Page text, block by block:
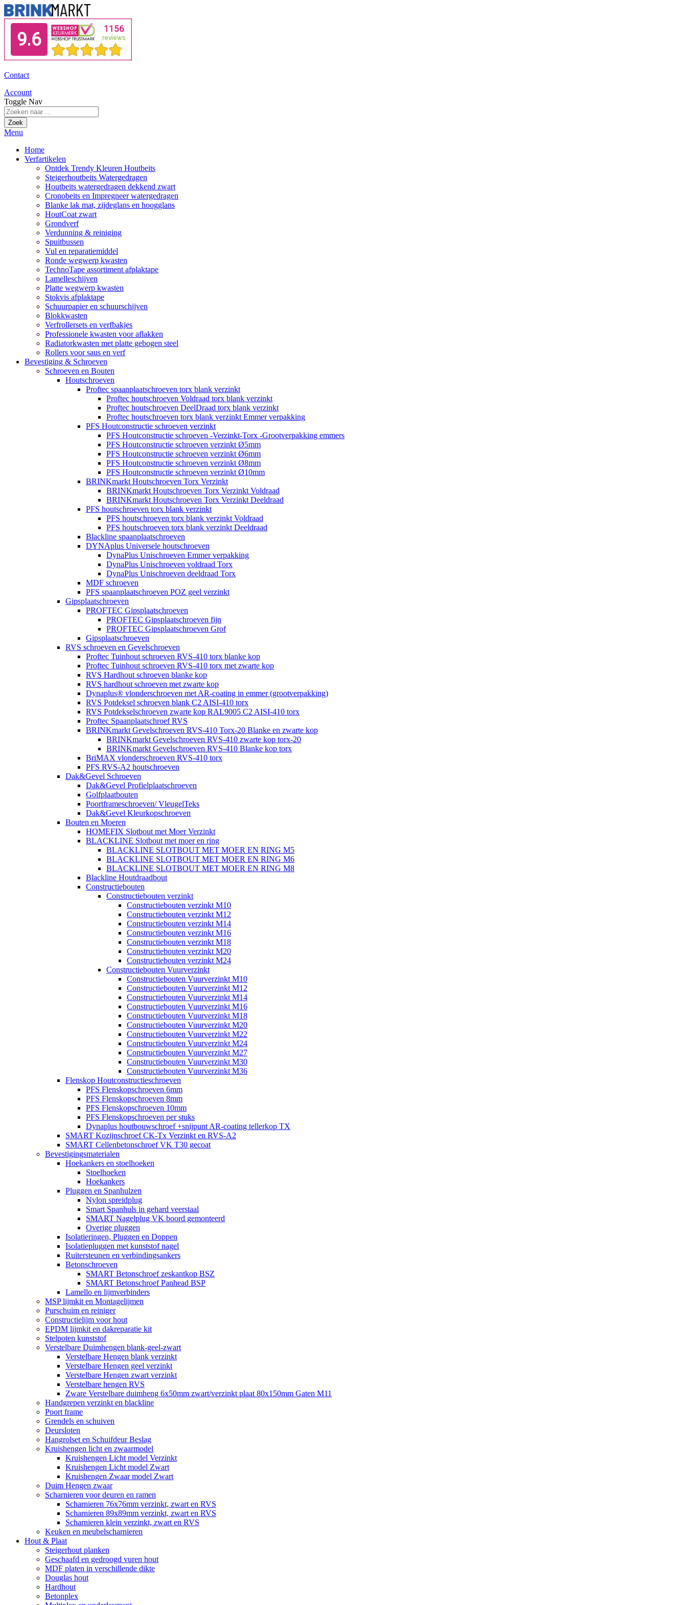
Contact
Account
Toggle Nav
Zoek
Menu
Home
Verfartikelen
Ontdek Trendy Kleuren Houtbeits
Steigerhoutbeits Watergedragen
Houtbeits watergedragen dekkend zwart
Cronobeits en Impregneer watergedragen
Blanke lak mat, zijdeglans en hoogglans
HoutCoat zwart
Grondverf
Verdunning & reiniging
Spuitbussen
Vul en reparatiemiddel
Ronde wegwerp kwasten
TechnoTape assortiment afplaktape
Lamelleschijven
Platte wegwerp kwasten
Stokvis afplaktape
Schuurpapier en schuurschijven
Blokkwasten
Verfrollersets en verfbakjes
Professionele kwasten voor aflakken
Radiatorkwasten met platte gebogen steel
Rollers voor saus en verf
Bevestiging & Schroeven
Schroeven en Bouten
Houtschroeven
Proftec spaanplaatschroeven torx blank verzinkt
Proftec houtschroeven Voldraad torx blank verzinkt
Proftec houtschroeven DeelDraad torx blank verzinkt
Proftec houtschroeven torx blank verzinkt Emmer verpakking
PFS Houtconstructie schroeven verzinkt
PFS Houtconstructie schroeven -Verzinkt-Torx -Grootverpakking emmers
PFS Houtconstructie schroeven verzinkt Ø5mm
PFS Houtconstructie schroeven verzinkt Ø6mm
PFS Houtconstructie schroeven verzinkt Ø8mm
PFS Houtconstructie schroeven verzinkt Ø10mm
BRINKmarkt Houtschroeven Torx Verzinkt
BRINKmarkt Houtschroeven Torx Verzinkt Voldraad
BRINKmarkt Houtschroeven Torx Verzinkt Deeldraad
PFS houtschroeven torx blank verzinkt
PFS houtschroeven torx blank verzinkt Voldraad
PFS houtschroeven torx blank verzinkt Deeldraad
Blackline spaanplaatschroeven
DYNAplus Universele houtschroeven
DynaPlus Unischroeven Emmer verpakking
DynaPlus Unischroeven voldraad Torx
DynaPlus Unischroeven deeldraad Torx
MDF schroeven
PFS spaanplaatschroeven POZ geel verzinkt
Gipsplaatschroeven
PROFTEC Gipsplaatschroeven
PROFTEC Gipsplaatschroeven fijn
PROFTEC Gipsplaatschroeven Grof
Gipsplaatschroeven
RVS schroeven en Gevelschroeven
Proftec Tuinhout schroeven RVS-410 torx blanke kop
Proftec Tuinhout schroeven RVS-410 torx met zwarte kop
RVS Hardhout schroeven blanke kop
RVS hardhout schroeven met zwarte kop
Dynaplus® vlonderschroeven met AR-coating in emmer (grootverpakking)
RVS Potdeksel schroeven blank C2 AISI-410 torx
RVS Potdekselschroeven zwarte kop RAL9005 C2 AISI-410 torx
Proftec Spaanplaatschroef RVS
BRINKmarkt Gevelschroeven RVS-410 Torx-20 Blanke en zwarte kop
BRINKmarkt Gevelschroeven RVS-410 zwarte kop torx-20
BRINKmarkt Gevelschroeven RVS-410 Blanke kop torx
BriMAX vlonderschroeven RVS-410 torx
PFS RVS-A2 houtschroeven
Dak&Gevel Schroeven
Dak&Gevel Profielplaatschroeven
Golfplaatbouten
Poortframeschroeven/ VleugelTeks
Dak&Gevel Kleurkopschroeven
Bouten en Moeren
HOMEFIX Slotbout met Moer Verzinkt
BLACKLINE Slotbout met moer en ring
BLACKLINE SLOTBOUT MET MOER EN RING M5
BLACKLINE SLOTBOUT MET MOER EN RING M6
BLACKLINE SLOTBOUT MET MOER EN RING M8
Blackline Houtdraadbout
Constructiebouten
Constructiebouten verzinkt
Constructiebouten verzinkt M10
Constructiebouten verzinkt M12
Constructiebouten verzinkt M14
Constructiebouten verzinkt M16
Constructiebouten verzinkt M18
Constructiebouten verzinkt M20
Constructiebouten verzinkt M24
Constructiebouten Vuurverzinkt
Constructiebouten Vuurverzinkt M10
Constructiebouten Vuurverzinkt M12
Constructiebouten Vuurverzinkt M14
Constructiebouten Vuurverzinkt M16
Constructiebouten Vuurverzinkt M18
Constructiebouten Vuurverzinkt M20
Constructiebouten Vuurverzinkt M22
Constructiebouten Vuurverzinkt M24
Constructiebouten Vuurverzinkt M27
Constructiebouten Vuurverzinkt M30
Constructiebouten Vuurverzinkt M36
Flenskop Houtconstructieschroeven
PFS Flenskopschroeven 6mm
PFS Flenskopschroeven 8mm
PFS Flenskopschroeven 10mm
PFS Flenskopschroeven per stuks
Dynaplus houtbouwschroef +snijpunt AR-coating tellerkop TX
SMART Kozijnschroef CK-Tx Verzinkt en RVS-A2
SMART Cellenbetonschroef VK T30 gecoat
Bevestigingsmaterialen
Hoekankers en stoelhoeken
Stoelhoeken
Hoekankers
Pluggen en Spanhulzen
Nylon spreidplug
Smart Spanhuls in gehard veerstaal
SMART Nagelplug VK boord gemonteerd
Overige pluggen
Isolatieringen, Pluggen en Doppen
Isolatiepluggen met kunststof nagel
Ruitersteunen en verbindingsankers
Betonschroeven
SMART Betonschroef zeskantkop BSZ
SMART Betonschroef Panhead BSP
Lamello en lijmverbinders
MSP lijmkit en Montagelijmen
Purschuim en reiniger
Constructielijm voor hout
EPDM lijmkit en dakreparatie kit
Stelpoten kunststof
Verstelbare Duimhengen blank-geel-zwart
Verstelbare Hengen blank verzinkt
Verstelbare Hengen geel verzinkt
Verstelbare Hengen zwart verzinkt
Verstelbare hengen RVS
Zware Verstelbare duimheng 6x50mm zwart/verzinkt plaat 80x150mm Gaten M11
Handgrepen verzinkt en blackline
Poort frame
Grendels en schuiven
Deursloten
Hangrolset en Schuifdeur Beslag
Kruishengen licht en zwaarmodel
Kruishengen Licht model Verzinkt
Kruishengen Licht model Zwart
Kruishengen Zwaar model Zwart
Duim Hengen zwaar
Scharnieren voor deuren en ramen
Scharnieren 76x76mm verzinkt, zwart en RVS
Scharnieren 89x89mm verzinkt, zwart en RVS
Scharnieren klein verzinkt, zwart en RVS
Keuken en meubelscharnieren
Hout & Plaat
Steigerhout planken
Geschaafd en gedroogd vuren hout
MDF platen in verschillende dikte
Douglas hout
Hardhout
Betonplex